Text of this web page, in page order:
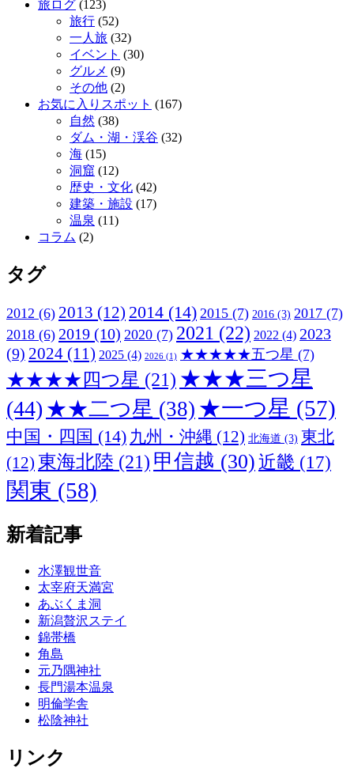
旅ログ (123)
旅行 (52)
一人旅 (32)
イベント (30)
グルメ (9)
その他 (2)
お気に入りスポット (167)
自然 (38)
ダム・湖・渓谷 (32)
海 (15)
洞窟 (12)
歴史・文化 (42)
建築・施設 (17)
温泉 (11)
コラム (2)
タグ
2012 (6) 2013 (12) 2014 (14) 2015 (7) 2016 (3) 2017 (7)
2018 (6) 2019 (10) 2020 (7) 2021 (22) 2022 (4) 2023
(9) 2024 (11) 2025 (4) 2026 (1) ★★★★★五つ星 (7)
★★★★四つ星 (21) ★★★三つ星
(44) ★★二つ星 (38) ★一つ星 (57)
中国・四国 (14) 九州・沖縄 (12) 北海道 (3) 東北
(12) 東海北陸 (21) 甲信越 (30) 近畿 (17)
関東 (58)
新着記事
水澤観世音
太宰府天満宮
あぶくま洞
新潟贅沢ステイ
錦帯橋
角島
元乃隅神社
長門湯本温泉
明倫学舎
松陰神社
リンク